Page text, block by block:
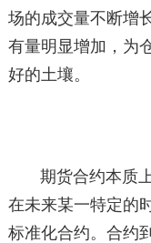
场的成交量不断增
有量明显增加，为
好的土壤。
期货合约本质
在未来某一特定的
标准化合约。合约